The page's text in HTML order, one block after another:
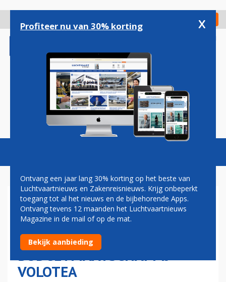
gaan
Check in
Magazine Podcasts Vacatures
AEGEAN AIRLINES NEEMT
MINDERHEIDSBELANG IN
SPAANSE
BUDGETMAATSCHAPPIJ
VOLOTEA
Profiteer nu van 30% korting x
Ontvang een jaar lang 30% korting op het beste van
Luchtvaartnieuws en Zakenreisnieuws. Krijg onbeperkt
toegang tot al het nieuws en de bijbehorende Apps.
Ontvang tevens 12 maanden het Luchtvaartnieuws
Magazine in de mail of op de mat.
Bekijk aanbieding